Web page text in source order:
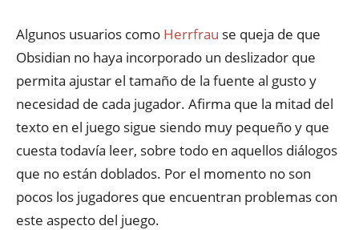
Algunos usuarios como Herrfrau se queja de que
Obsidian no haya incorporado un deslizador que
permita ajustar el tamaño de la fuente al gusto y
necesidad de cada jugador. Afirma que la mitad del
texto en el juego sigue siendo muy pequeño y que
cuesta todavía leer, sobre todo en aquellos diálogos
que no están doblados. Por el momento no son
pocos los jugadores que encuentran problemas con
este aspecto del juego.